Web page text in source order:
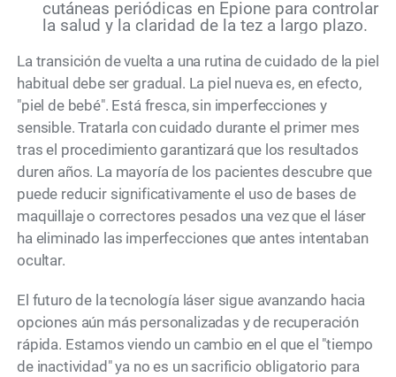
cutáneas periódicas en Epione para controlar
la salud y la claridad de la tez a largo plazo.
La transición de vuelta a una rutina de cuidado de la piel
habitual debe ser gradual. La piel nueva es, en efecto,
"piel de bebé". Está fresca, sin imperfecciones y
sensible. Tratarla con cuidado durante el primer mes
tras el procedimiento garantizará que los resultados
duren años. La mayoría de los pacientes descubre que
puede reducir significativamente el uso de bases de
maquillaje o correctores pesados una vez que el láser
ha eliminado las imperfecciones que antes intentaban
ocultar.
El futuro de la tecnología láser sigue avanzando hacia
opciones aún más personalizadas y de recuperación
rápida. Estamos viendo un cambio en el que el "tiempo
de inactividad" ya no es un sacrificio obligatorio para